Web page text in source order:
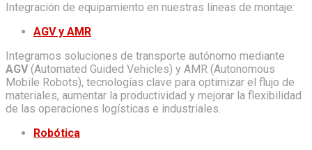
Integración de equipamiento en nuestras líneas de montaje:
AGV y AMR
Integramos soluciones de transporte autónomo mediante
AGV(Automated Guided Vehicles) y AMR (Autonomous
Mobile Robots), tecnologías clave para optimizar el flujo de
materiales, aumentar la productividad y mejorar la flexibilidad
de las operaciones logísticas e industriales.
Robótica